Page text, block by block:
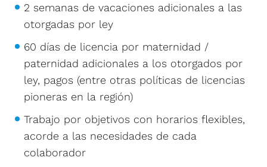
2 semanas de vacaciones adicionales a las
otorgadas por ley
60 días de licencia por maternidad /
paternidad adicionales a los otorgados por
ley, pagos (entre otras políticas de licencias
pioneras en la región)
Trabajo por objetivos con horarios flexibles,
acorde a las necesidades de cada
colaborador